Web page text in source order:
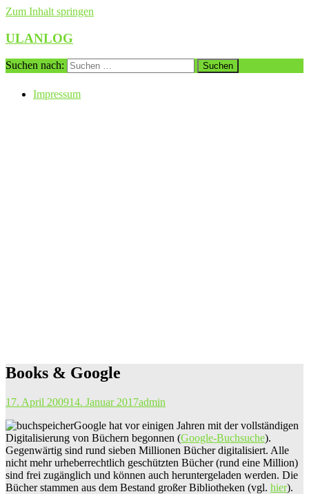
Zum Inhalt springen
ULANLOG
Suchen nach:
Impressum
Books & Google
17. April 200914. Januar 2017admin
Google hat vor einigen Jahren mit der vollständigen
Digitalisierung von Büchern begonnen (Google-Buchsuche).
Gegenwärtig sind rund sieben Millionen Bücher digitalisiert. Alle
nicht mehr urheberrechtlich geschützten Bücher (rund eine Million)
sind frei zugänglich und können auch heruntergeladen werden. Die
Bücher stammen aus dem Bestand großer Bibliotheken (vgl. hier).